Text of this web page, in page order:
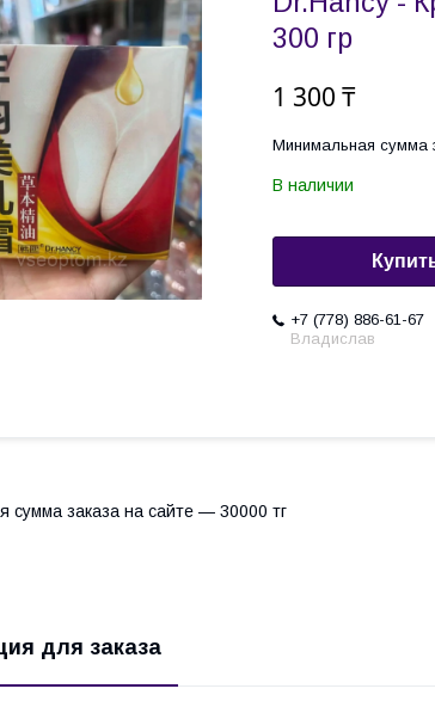
300 гр
1 300 ₸
Минимальная сумма
В наличии
+7 (778) 886-61-67
Владислав
сумма заказа на сайте — 30000 тг
для заказа